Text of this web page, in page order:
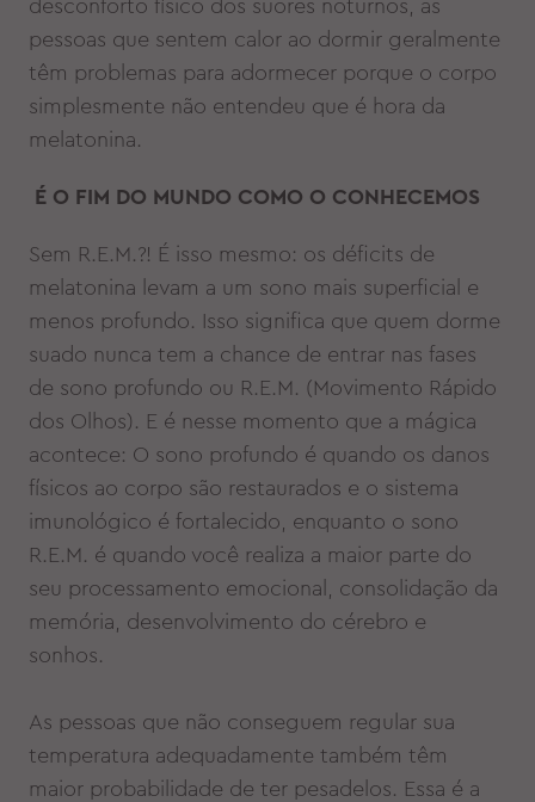
desconforto físico dos suores noturnos, as
pessoas que sentem calor ao dormir geralmente
têm problemas para adormecer porque o corpo
simplesmente não entendeu que é hora da
melatonina.
É O FIM DO MUNDO COMO O CONHECEMOS
Sem R.E.M.?! É isso mesmo: os déficits de
melatonina levam a um sono mais superficial e
menos profundo. Isso significa que quem dorme
suado nunca tem a chance de entrar nas fases
de sono profundo ou R.E.M. (Movimento Rápido
dos Olhos). E é nesse momento que a mágica
acontece: O sono profundo é quando os danos
físicos ao corpo são restaurados e o sistema
imunológico é fortalecido, enquanto o sono
R.E.M. é quando você realiza a maior parte do
seu processamento emocional, consolidação da
memória, desenvolvimento do cérebro e
sonhos.
As pessoas que não conseguem regular sua
temperatura adequadamente também têm
maior probabilidade de ter pesadelos. Essa é a